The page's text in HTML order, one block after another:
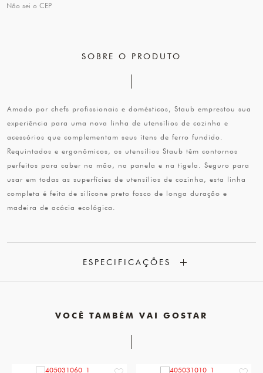
Não sei o CEP
SOBRE O PRODUTO
Amado por chefs profissionais e domésticos, Staub emprestou sua
experiência para uma nova linha de utensílios de cozinha e
acessórios que complementam seus ítens de ferro fundido.
Requintados e ergonômicos, os utensílios Staub têm contornos
perfeitos para caber na mão, na panela e na tigela. Seguro para
usar em todas as superfícies de utensílios de cozinha, esta linha
completa é feita de silicone preto fosco de longa duração e
madeira de acácia ecológica.
ESPECIFICAÇÕES
VOCÊ TAMBÉM VAI GOSTAR